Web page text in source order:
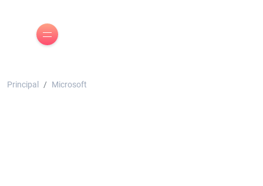
Principal Microsoft